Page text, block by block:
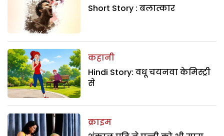
Short Story : बलात्कार
कहानी
Hindi Story: वधू चयनवा केमिस्ट्री
से
क्राइम